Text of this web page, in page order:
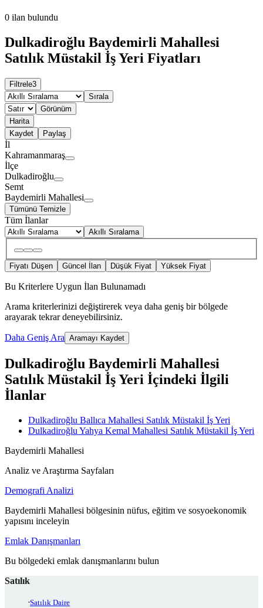
0 ilan bulundu
Dulkadiroğlu Baydemirli Mahallesi
Satılık Müstakil İş Yeri Fiyatları
Filtrele3
Sırala
Görünüm
Harita
Kaydet
Paylaş
İl
Kahramanmaraş
İlçe
Dulkadiroğlu
Semt
Baydemirli Mahallesi
Tümünü Temizle
Tüm İlanlar
Akıllı Sıralama
Fiyatı Düşen Güncel İlan Düşük Fiyat Yüksek Fiyat
Bu Kriterlere Uygun İlan Bulunamadı
Arama kriterlerinizi değiştirerek veya daha geniş bir bölgede
arayarak tekrar deneyebilirsiniz.
Daha Geniş Ara Aramayı Kaydet
Dulkadiroğlu Baydemirli Mahallesi
Satılık Müstakil İş Yeri İçindeki İlgili
İlanlar
Dulkadiroğlu Ballıca Mahallesi Satılık Müstakil İş Yeri
Dulkadiroğlu Yahya Kemal Mahallesi Satılık Müstakil İş Yeri
Baydemirli Mahallesi
Analiz ve Araştırma Sayfaları
Demografi Analizi
Baydemirli Mahallesi bölgesinin nüfus, eğitim ve sosyoekonomik
yapısını inceleyin
Emlak Danışmanları
Bu bölgedeki emlak danışmanlarını bulun
Satılık
Satılık Daire